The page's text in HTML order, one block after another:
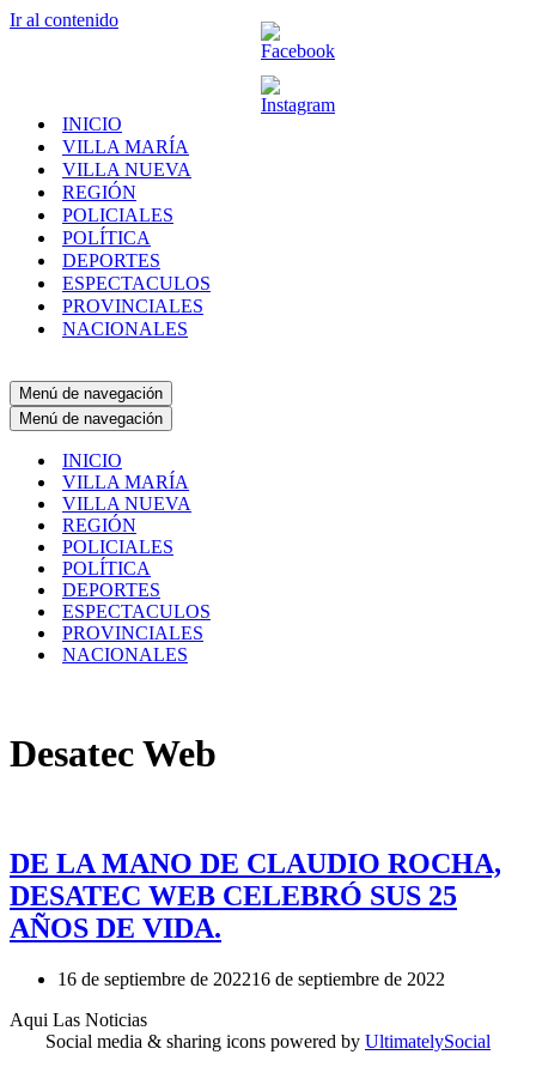
Ir al contenido
INICIO
VILLA MARÍA
VILLA NUEVA
REGIÓN
POLICIALES
POLÍTICA
DEPORTES
ESPECTACULOS
PROVINCIALES
NACIONALES
Menú de navegación
Menú de navegación
INICIO
VILLA MARÍA
VILLA NUEVA
REGIÓN
POLICIALES
POLÍTICA
DEPORTES
ESPECTACULOS
PROVINCIALES
NACIONALES
Desatec Web
DE LA MANO DE CLAUDIO ROCHA,
DESATEC WEB CELEBRÓ SUS 25
AÑOS DE VIDA.
16 de septiembre de 202216 de septiembre de 2022
Aqui Las Noticias
Social media & sharing icons powered by UltimatelySocial